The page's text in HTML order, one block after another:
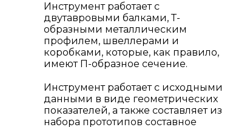
Инструмент работает с
двутавровыми балками, Т-
образными металлическим
профилем, швеллерами и
коробками, которые, как правило,
имеют П-образное сечение.
Инструмент работает с исходными
данными в виде геометрических
показателей, а также составляет из
набора прототипов составное